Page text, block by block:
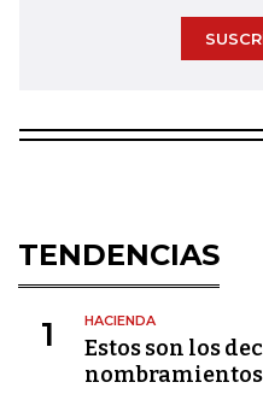
TENDENCIAS
1 HACIENDA
Estos son los